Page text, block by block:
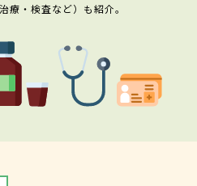
・検査など）も紹介。